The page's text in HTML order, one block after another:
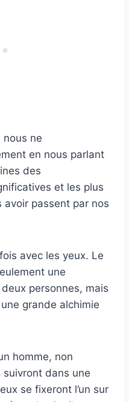
nous ne
en nous parlant
des
et les plus
avoir passent par nos
avec les yeux. Le
une
personnes, mais
grande alchimie
homme, non
suivront dans une
se fixeront l’un sur